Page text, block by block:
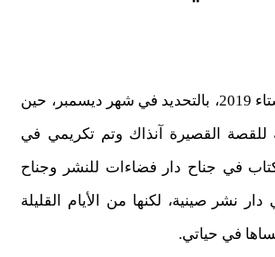
زرت بيروت في شتاء 2019، بالتحديد في شهر ديسمبر، حين
القصيرة آنذاك وتم تكريمي في
في جناح دار فضاءات للنشر وجناح
دار نشر صينية، لكنها من الأيام القليلة
في حياتي.